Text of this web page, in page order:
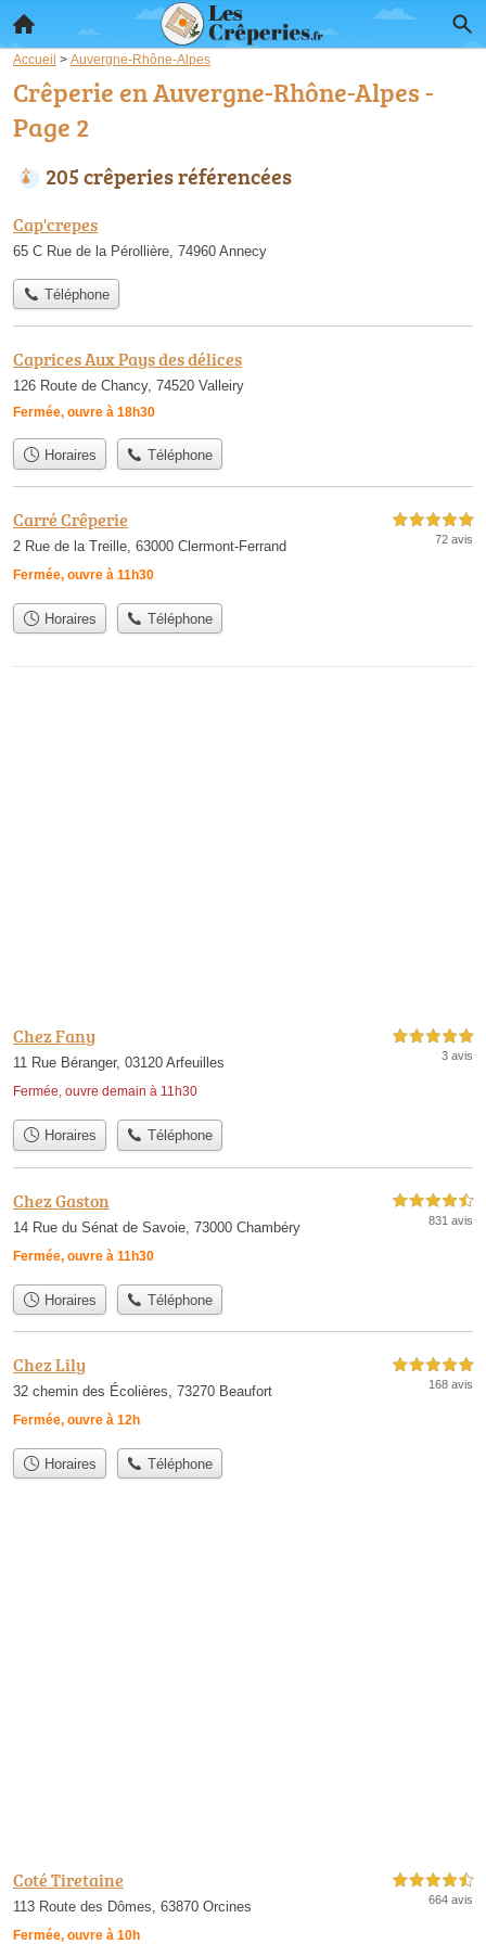
Accueil > Auvergne-Rhône-Alpes
Crêperie en Auvergne-Rhône-Alpes -
Page 2
205 crêperies référencées
Cap'crepes
65 C Rue de la Pérollière, 74960 Annecy
Téléphone
Caprices Aux Pays des délices
126 Route de Chancy, 74520 Valleiry
Fermée, ouvre à 18h30
Horaires Téléphone
Carré Crêperie
2 Rue de la Treille, 63000 Clermont-Ferrand
Fermée, ouvre à 11h30
5,0 étoiles sur 5
72 avis
Horaires Téléphone
Chez Fany
11 Rue Béranger, 03120 Arfeuilles
Fermée, ouvre demain à 11h30
5,0 étoiles sur 5
3 avis
Horaires Téléphone
Chez Gaston
14 Rue du Sénat de Savoie, 73000 Chambéry
Fermée, ouvre à 11h30
4,5 étoiles sur 5
831 avis
Horaires Téléphone
Chez Lily
32 chemin des Écolières, 73270 Beaufort
Fermée, ouvre à 12h
5,0 étoiles sur 5
168 avis
Horaires Téléphone
Coté Tiretaine
113 Route des Dômes, 63870 Orcines
Fermée, ouvre à 10h
4,5 étoiles sur 5
664 avis